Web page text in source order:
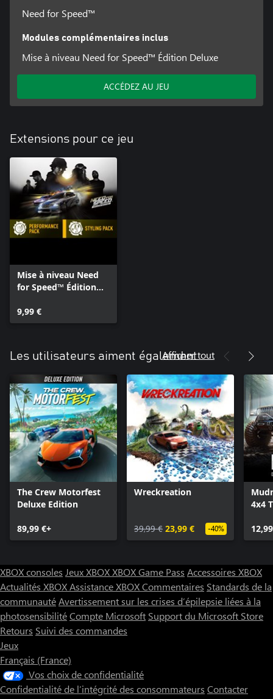
Need for Speed™
Modules complémentaires inclus
Mise à niveau Need for Speed™ Édition Deluxe
ACCÉDEZ AU JEU
Extensions pour ce jeu
Mise à niveau Need
for Speed™ Édition
9,99 €
Les utilisateurs aiment également
Afficher tout
The Crew Motorfest
Deluxe Edition
89,99 €+
Wreckreation
39,99 € 23,99 € -40%
4x4
XBOX consoles Jeux XBOXXBOX Game Pass Accessoires XBOX
Actualités XBOXAssistance XBOXCommentaires Standards de la
communautéAvertissement sur les crises d’épilepsie liées à la
photosensibilitéCompte Microsoft Support du Microsoft Store
Retours Suivi des commandes
Jeux
Français (France)
Vos choix de confidentialité
Confidentialité de l’intégrité des consommateurs Contacter